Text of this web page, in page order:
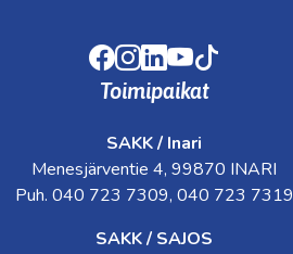
Facebook
Instagram
LinkedIn
Youtube
Toimipaikat
SAKK / Inari
Menesjärventie 4, 99870 INARI
Puh. 040 723 7309, 040 723 7319
SAKK / SAJOS